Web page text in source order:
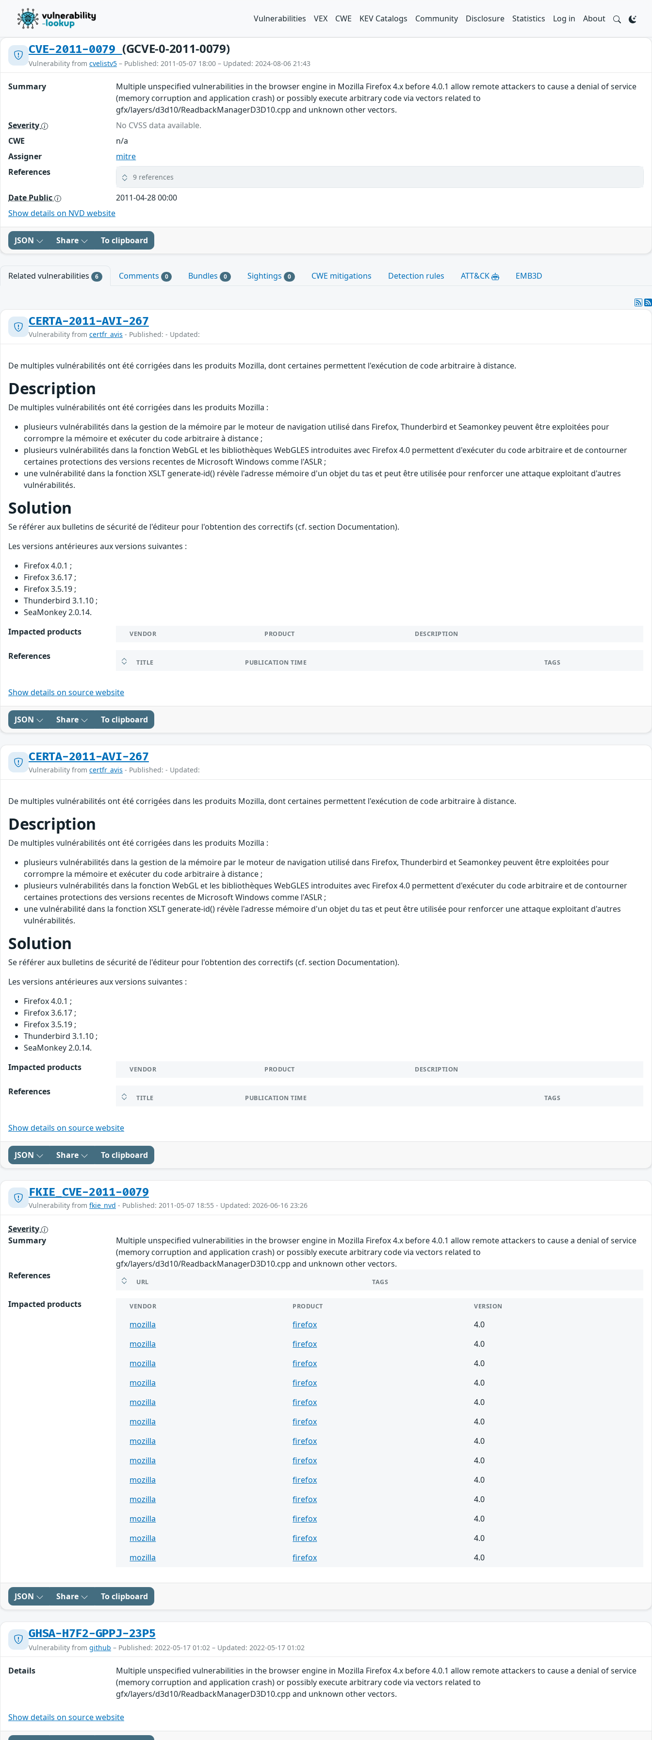
Vulnerabilities VEX CWE KEV Catalogs Community Disclosure Statistics Log in About
CVE-2011-0079 (GCVE-0-2011-0079)
Vulnerability from cvelistv5 – Published: 2011-05-07 18:00 – Updated: 2024-08-06 21:43
Summary
Multiple unspecified vulnerabilities in the browser engine in Mozilla Firefox 4.x before 4.0.1 allow remote attackers to cause a denial of service
(memory corruption and application crash) or possibly execute arbitrary code via vectors related to
gfx/layers/d3d10/ReadbackManagerD3D10.cpp and unknown other vectors.
Severity
No CVSS data available.
CWE
n/a
Assigner
mitre
References
9 references
Date Public
2011-04-28 00:00
Show details on NVD website
JSON Share To clipboard
Related vulnerabilities 6 Comments 0 Bundles 0 Sightings 0 CWE mitigations Detection rules ATT&CK EMB3D
CERTA-2011-AVI-267
Vulnerability from certfr_avis - Published: - Updated:
De multiples vulnérabilités ont été corrigées dans les produits Mozilla, dont certaines permettent l'exécution de code arbitraire à distance.
Description
De multiples vulnérabilités ont été corrigées dans les produits Mozilla :
plusieurs vulnérabilités dans la gestion de la mémoire par le moteur de navigation utilisé dans Firefox, Thunderbird et Seamonkey peuvent être exploitées pour
corrompre la mémoire et exécuter du code arbitraire à distance ;
plusieurs vulnérabilités dans la fonction WebGL et les bibliothèques WebGLES introduites avec Firefox 4.0 permettent d'exécuter du code arbitraire et de contourner
certaines protections des versions recentes de Microsoft Windows comme l'ASLR ;
une vulnérabilité dans la fonction XSLT generate-id() révèle l'adresse mémoire d'un objet du tas et peut être utilisée pour renforcer une attaque exploitant d'autres
vulnérabilités.
Solution
Se référer aux bulletins de sécurité de l'éditeur pour l'obtention des correctifs (cf. section Documentation).
Les versions antérieures aux versions suivantes :
Firefox 4.0.1 ;
Firefox 3.6.17 ;
Firefox 3.5.19 ;
Thunderbird 3.1.10 ;
SeaMonkey 2.0.14.
Impacted products
VENDOR PRODUCT DESCRIPTION
References
TITLE PUBLICATION TIME TAGS
Show details on source website
JSON Share To clipboard
CERTA-2011-AVI-267
Vulnerability from certfr_avis - Published: - Updated:
De multiples vulnérabilités ont été corrigées dans les produits Mozilla, dont certaines permettent l'exécution de code arbitraire à distance.
Description
De multiples vulnérabilités ont été corrigées dans les produits Mozilla :
plusieurs vulnérabilités dans la gestion de la mémoire par le moteur de navigation utilisé dans Firefox, Thunderbird et Seamonkey peuvent être exploitées pour
corrompre la mémoire et exécuter du code arbitraire à distance ;
plusieurs vulnérabilités dans la fonction WebGL et les bibliothèques WebGLES introduites avec Firefox 4.0 permettent d'exécuter du code arbitraire et de contourner
certaines protections des versions recentes de Microsoft Windows comme l'ASLR ;
une vulnérabilité dans la fonction XSLT generate-id() révèle l'adresse mémoire d'un objet du tas et peut être utilisée pour renforcer une attaque exploitant d'autres
vulnérabilités.
Solution
Se référer aux bulletins de sécurité de l'éditeur pour l'obtention des correctifs (cf. section Documentation).
Les versions antérieures aux versions suivantes :
Firefox 4.0.1 ;
Firefox 3.6.17 ;
Firefox 3.5.19 ;
Thunderbird 3.1.10 ;
SeaMonkey 2.0.14.
Impacted products
VENDOR PRODUCT DESCRIPTION
References
TITLE PUBLICATION TIME TAGS
Show details on source website
JSON Share To clipboard
FKIE_CVE-2011-0079
Vulnerability from fkie_nvd - Published: 2011-05-07 18:55 - Updated: 2026-06-16 23:26
Severity
Summary
Multiple unspecified vulnerabilities in the browser engine in Mozilla Firefox 4.x before 4.0.1 allow remote attackers to cause a denial of service
(memory corruption and application crash) or possibly execute arbitrary code via vectors related to
gfx/layers/d3d10/ReadbackManagerD3D10.cpp and unknown other vectors.
References
URL TAGS
Impacted products VENDOR PRODUCT VERSION
mozilla firefox
4.0
mozilla
firefox
4.0
mozilla
firefox
4.0
mozilla
firefox
4.0
mozilla
firefox
4.0
mozilla
firefox
4.0
mozilla
firefox
4.0
mozilla
firefox
4.0
mozilla
firefox
4.0
mozilla
firefox
4.0
mozilla
firefox
4.0
mozilla
firefox
4.0
mozilla
firefox 4.0
JSON Share To clipboard
GHSA-H7F2-GPPJ-23P5
Vulnerability from github – Published: 2022-05-17 01:02 – Updated: 2022-05-17 01:02
Details
Multiple unspecified vulnerabilities in the browser engine in Mozilla Firefox 4.x before 4.0.1 allow remote attackers to cause a denial of service
(memory corruption and application crash) or possibly execute arbitrary code via vectors related to
gfx/layers/d3d10/ReadbackManagerD3D10.cpp and unknown other vectors.
Show details on source website